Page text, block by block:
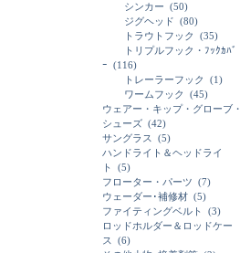
シンカー (50)
ジグヘッド (80)
トラウトフック
(35)
トリプルフック・ﾌｯｸｶﾊﾞ
ｰ (116)
トレーラーフック
(1)
ワームフック
(45)
ウェアー・キップ・グローブ・
シューズ (42)
サングラス
(5)
ハンドライト＆ヘッドライ
ト
(5)
フローター・パーツ (7)
ウェーダー･補修材 (5)
ファイティングベルト
(3)
ロッドホルダー＆ロッドケー
ス
(6)